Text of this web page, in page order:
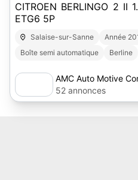
CITROEN BERLINGO 2 II
ETG6 5P
Salaise-sur-Sanne Année
Boîte semi automatique
Berline
AMC Auto Motive
52 annonces